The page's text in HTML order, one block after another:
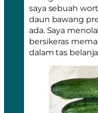
saya sebuah
daun bawang
ada. Saya
bersikeras
dalam tas